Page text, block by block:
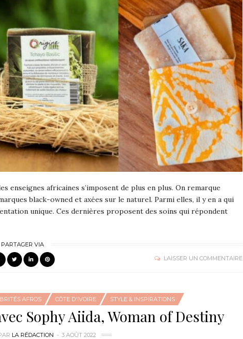
enseignes africaines s’imposent de plus en plus. On remarque
black-owned et axées sur le naturel. Parmi elles, il y en a qui
unique. Ces dernières proposent des soins qui répondent
PARTAGER VIA
LAISSER UN COMMENTAIRE
AFROS CÔTE D'IVOIRE STYLE & INSPIRATIONS
Sophy Aiida, Woman of Destiny
LA RÉDACTION 3 AOÛT 2022